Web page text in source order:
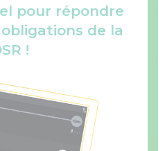
pour répondre
de la
!